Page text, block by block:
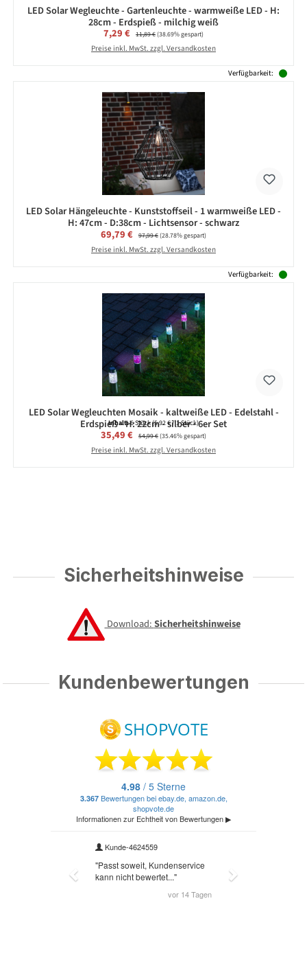
LED Solar Wegleuchte - Gartenleuchte - warmweiße LED - H:
28cm - Erdspieß - milchig weiß
Verkaufspreis:
7,29 € Regulärer Preis:
11,89 €(38.69% gespart)
Preise inkl. MwSt. zzgl. Versandkosten
Verfügbarkeit:
LED Solar Hängeleuchte - Kunststoffseil - 1 warmweiße LED -
H: 47cm - D:38cm - Lichtsensor - schwarz
Verkaufspreis:
69,79 € Regulärer Preis:
97,99 €(28.78% gespart)
Preise inkl. MwSt. zzgl. Versandkosten
Verfügbarkeit:
LED Solar Wegleuchten Mosaik - kaltweiße LED - Edelstahl -
Erdspieß - H: 22cm - silber - 6er Set
Inhalt:6 Stück(5,92 € / 1 Stück)
Verkaufspreis:
35,49 € Regulärer Preis:
54,99 €(35.46% gespart)
Preise inkl. MwSt. zzgl. Versandkosten
Sicherheitshinweise
Download:Sicherheitshinweise
Kundenbewertungen